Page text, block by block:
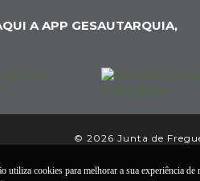
A APP GESAUTARQUIA,
© 2026 Junta de
utiliza cookies para melhorar a sua experiência